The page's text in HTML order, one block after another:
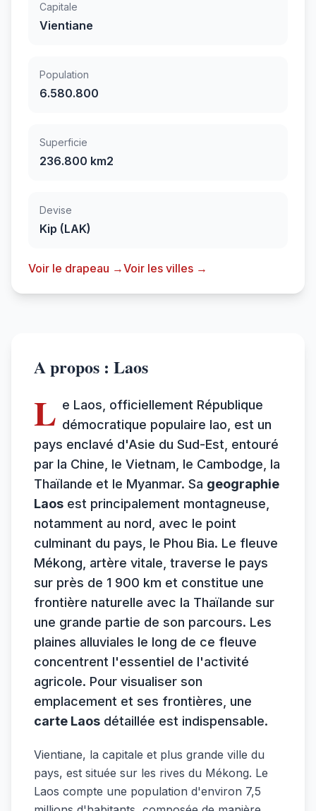
Capitale
Vientiane
Population
6.580.800
Superficie
236.800 km2
Devise
Kip (LAK)
Voir le drapeau →Voir les villes →
A propos : Laos
L e Laos, officiellement République
démocratique populaire lao, est un
pays enclavé d'Asie du Sud-Est, entouré
par la Chine, le Vietnam, le Cambodge, la
Thaïlande et le Myanmar. Sa geographie
Laos est principalement montagneuse,
notamment au nord, avec le point
culminant du pays, le Phou Bia. Le fleuve
Mékong, artère vitale, traverse le pays
sur près de 1 900 km et constitue une
frontière naturelle avec la Thaïlande sur
une grande partie de son parcours. Les
plaines alluviales le long de ce fleuve
concentrent l'essentiel de l'activité
agricole. Pour visualiser son
emplacement et ses frontières, une
carte Laos détaillée est indispensable.
Vientiane, la capitale et plus grande ville du
pays, est située sur les rives du Mékong. Le
Laos compte une population d'environ 7,5